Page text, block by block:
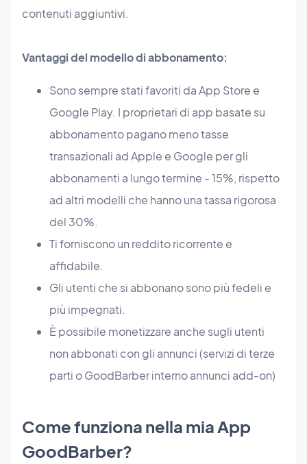
contenuti aggiuntivi.
Vantaggi del modello di abbonamento:
Sono sempre stati favoriti da App Store e
Google Play. I proprietari di app basate su
abbonamento pagano meno tasse
transazionali ad Apple e Google per gli
abbonamenti a lungo termine - 15%, rispetto
ad altri modelli che hanno una tassa rigorosa
del 30%.
Ti forniscono un reddito ricorrente e
affidabile.
Gli utenti che si abbonano sono più fedeli e
più impegnati.
È possibile monetizzare anche sugli utenti
non abbonati con gli annunci (servizi di terze
parti o GoodBarber interno annunci add-on)
Come funziona nella mia App
GoodBarber?